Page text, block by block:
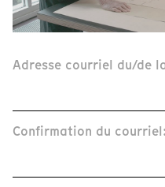
Adresse courriel du/de
Confirmation du courriel: